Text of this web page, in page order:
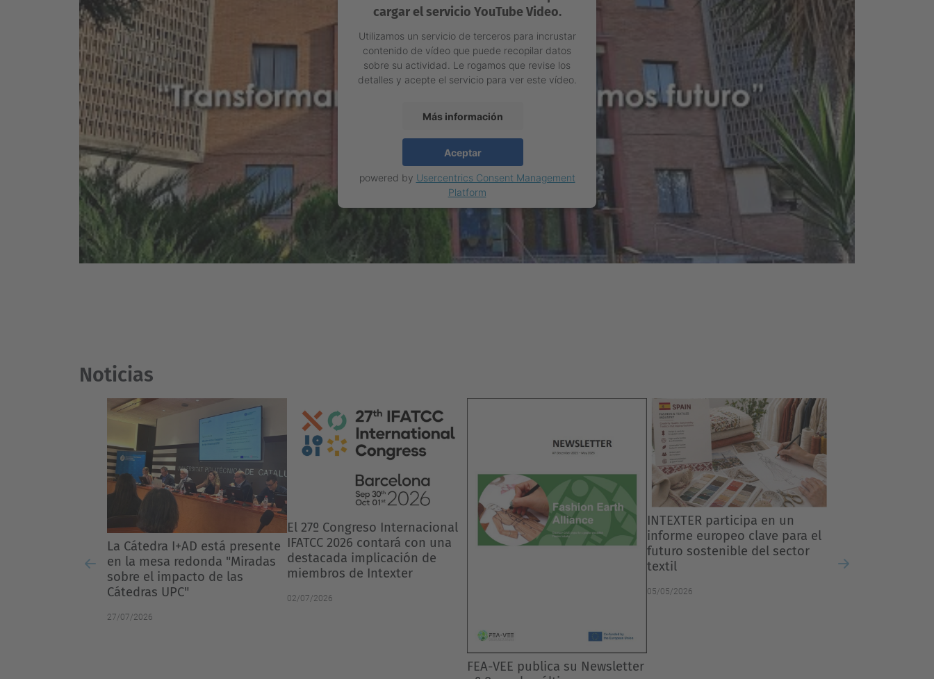
cargar el servicio YouTube Video.
Utilizamos un servicio de terceros para incrustar
contenido de vídeo que puede recopilar datos
sobre su actividad. Le rogamos que revise los
detalles y acepte el servicio para ver este vídeo.
Más información
Aceptar
powered by Usercentrics Consent Management
Platform
Noticias
El 27º Congreso Internacional
IFATCC 2026 contará con una
destacada implicación de
miembros de Intexter
02/07/2026
INTEXTER participa en un
informe europeo clave para el
futuro sostenible del sector
El proyecto FEA‑VEE recibe un
reconocimiento europeo como
Buena Práctica
03/03/2026
Previous Next